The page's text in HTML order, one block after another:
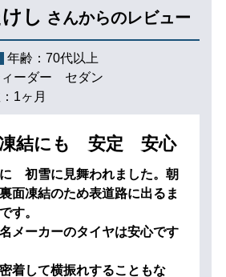
し さんからのレビュー
年齢： 70代以上
ーダー セダン
1ヶ月
結にも 安定 安心
初雪に見舞われました。朝
面凍結のため表道路に出るま
す。
メーカーのタイヤは安心です
着して横振れすることもな